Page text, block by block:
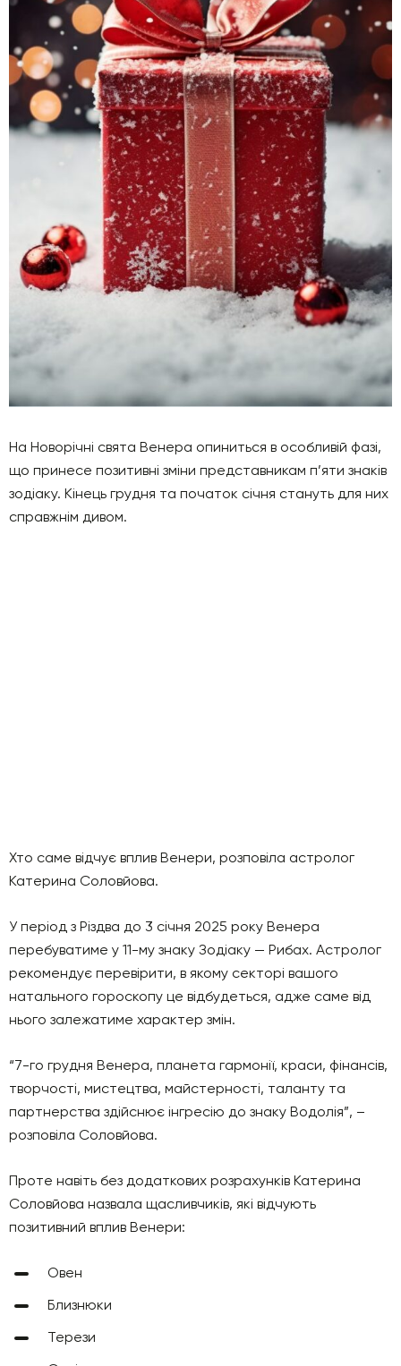
На Новорічні свята Венера опиниться в особливій фазі,
що принесе позитивні зміни представникам п’яти знаків
зодіаку. Кінець грудня та початок січня стануть для них
справжнім дивом.
Хто саме відчує вплив Венери, розповіла астролог
Катерина Соловйова.
У період з Різдва до 3 січня 2025 року Венера
перебуватиме у 11-му знаку Зодіаку — Рибах. Астролог
рекомендує перевірити, в якому секторі вашого
натального гороскопу це відбудеться, адже саме від
нього залежатиме характер змін.
“7-го грудня Венера, планета гармонії, краси, фінансів,
творчості, мистецтва, майстерності, таланту та
партнерства здійснює інгресію до знаку Водолія”, –
розповіла Соловйова.
Проте навіть без додаткових розрахунків Катерина
Соловйова назвала щасливчиків, які відчують
позитивний вплив Венери:
Овен
Близнюки
Терези